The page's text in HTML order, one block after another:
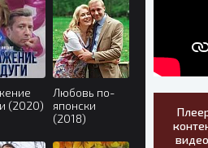
(2020)
Любовь по-
японски
(2018)